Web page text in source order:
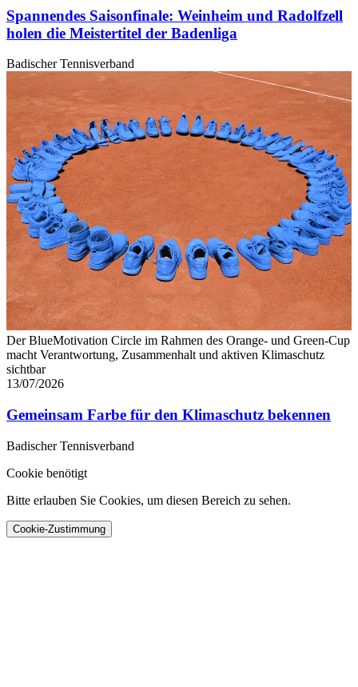
gesammelt haben. Die
Cookie-Einstellungen können
Footer aufgerufen und angepasst werden.
Spannendes Saisonfinale: Weinheim und Radolfzell
holen die Meistertitel der Badenliga
Badischer Tennisverband
Der BlueMotivation Circle im Rahmen des Orange- und Green-Cup
macht Verantwortung, Zusammenhalt und aktiven Klimaschutz
sichtbar
13/07/2026
Gemeinsam Farbe für den Klimaschutz bekennen
Badischer Tennisverband
Cookie benötigt
Bitte erlauben Sie Cookies, um diesen Bereich zu sehen.
Cookie-Zustimmung